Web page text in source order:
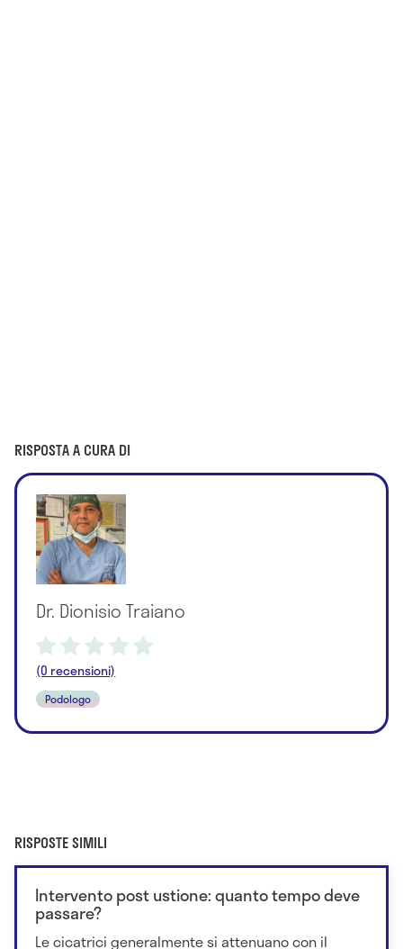
RISPOSTA A CURA DI
Dr. Dionisio Traiano
(0 recensioni)
Podologo
RISPOSTE SIMILI
Intervento post ustione: quanto tempo deve
passare?
Le cicatrici generalmente si attenuano con il